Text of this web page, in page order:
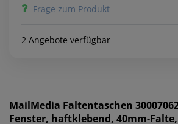
Frage zum Produkt
2 Angebote verfügbar
MailMedia Faltentaschen
Fenster, haftklebend, 40mm-